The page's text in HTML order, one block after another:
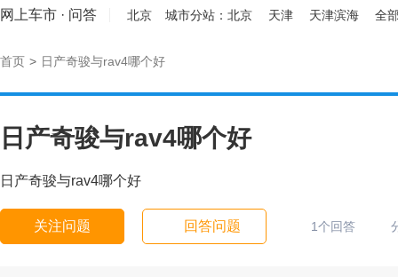
网上车市 · 问答 北京 城市分站： 北京 天津 天津滨海 全
首页 > 日产奇骏与rav4哪个好
日产奇骏与rav4哪个好
日产奇骏与rav4哪个好
关注问题 回答问题 1个回答